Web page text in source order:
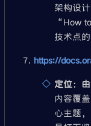
架构设
“How
技术点的
https://
定位：
内容覆
心主题